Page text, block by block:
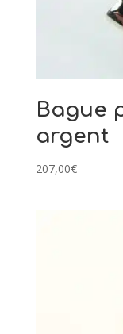
Bague
argent
207,00€